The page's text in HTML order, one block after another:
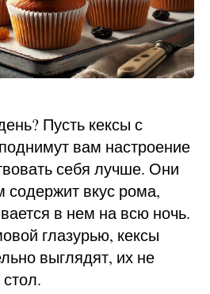
Пусть кексы с
вам настроение
себя лучше. Они
содержит вкус рома,
в нем на всю ночь.
глазурью, кексы
выглядят, их не